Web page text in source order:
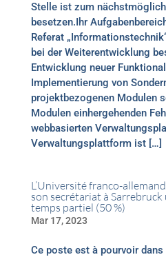
Stelle ist zum
besetzen.Ihr
Referat
bei der Weiterentwicklung
Entwicklung neuer
Implementierung von
projektbezogenen Modulen
Modulen einhergehenden
webbasierten
Verwaltungsplattform ist […]
L’Université franco-
son secrétariat à
temps partiel (50 %)
Mar 17, 2023
Ce poste est à pourvoir